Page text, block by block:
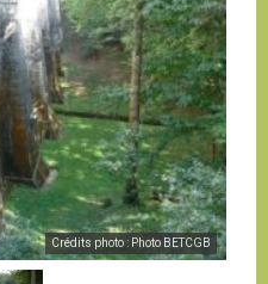
Crédits photo : Photo BETCGB